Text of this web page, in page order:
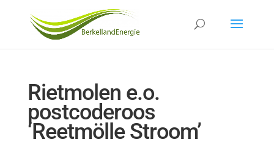
Rietmolen e.o.
postcoderoos
‘Reetmölle Stroom’